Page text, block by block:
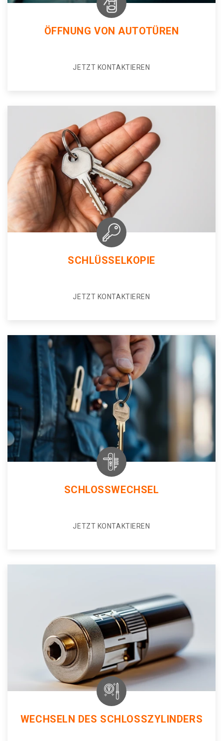
ÖFFNUNG VON AUTOTÜREN
JETZT KONTAKTIEREN
SCHLÜSSELKOPIE
JETZT KONTAKTIEREN
SCHLOSSWECHSEL
JETZT KONTAKTIEREN
WECHSELN DES SCHLOSSZYLINDERS